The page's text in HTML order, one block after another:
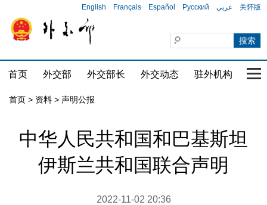
English Français Español Русский عربي 关怀版
首页 外交部 外交部长 外交动态 驻外机构 国
首页 > 资料 > 声明公报
中华人民共和国和巴基斯坦
伊斯兰共和国联合声明
2022-11-02 20:36